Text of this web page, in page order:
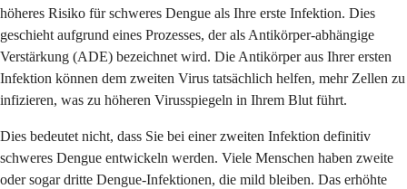
höheres Risiko für schweres Dengue als Ihre erste Infektion. Dies
geschieht aufgrund eines Prozesses, der als Antikörper-abhängige
Verstärkung (ADE) bezeichnet wird. Die Antikörper aus Ihrer ersten
Infektion können dem zweiten Virus tatsächlich helfen, mehr Zellen zu
infizieren, was zu höheren Virusspiegeln in Ihrem Blut führt.
Dies bedeutet nicht, dass Sie bei einer zweiten Infektion definitiv
schweres Dengue entwickeln werden. Viele Menschen haben zweite
oder sogar dritte Dengue-Infektionen, die mild bleiben. Das erhöhte